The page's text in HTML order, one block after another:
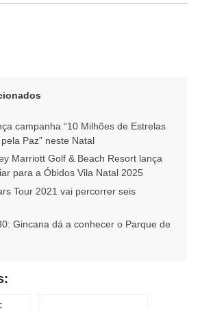
campanha “10 Milhões de Estrelas
Paz” neste Natal
Marriott Golf & Beach Resort lança
para a Óbidos Vila Natal 2025
Tour 2021 vai percorrer seis
Gincana dá a conhecer o Parque de